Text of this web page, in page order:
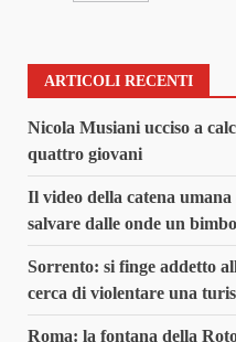
ARTICOLI RECENTI
Nicola Musiani ucciso a
quattro giovani
Il video della catena
salvare dalle onde un
Sorrento: si finge addetto
cerca di violentare una
Roma: la fontana della